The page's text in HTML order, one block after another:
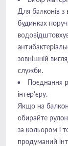
Для балконів
будинках
зовнішній
служби.
Поєднання
інтер'єру.
Якщо на
обирайте
за кольором і
продуманий